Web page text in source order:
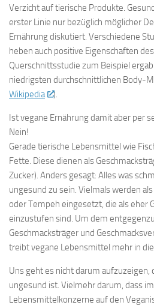
Verzicht auf tierische Produkte.
erster Linie nur bezüglich möglicher
Ernährung diskutiert. Verschiedene
heben auch positive Eigenschaften
Querschnittsstudie zum Beispiel
niedrigsten durchschnittlichen Body-
Wikipedia
).
Ist vegane Ernährung damit aber per
Nein!
Gerade tierische Lebensmittel wie
Fette. Diese dienen als
Zucker). Anders gesagt: Alles was
ungesund zu sein. Vielmals werden
oder Tempeh eingesetzt, die als eher
einzustufen sind. Um dem
Geschmacksträger und
treibt vegane Lebensmittel mehr in
Uns geht es nicht darum aufzuzeigen,
ungesund ist. Vielmehr darum, dass
Lebensmittelkonzerne auf den